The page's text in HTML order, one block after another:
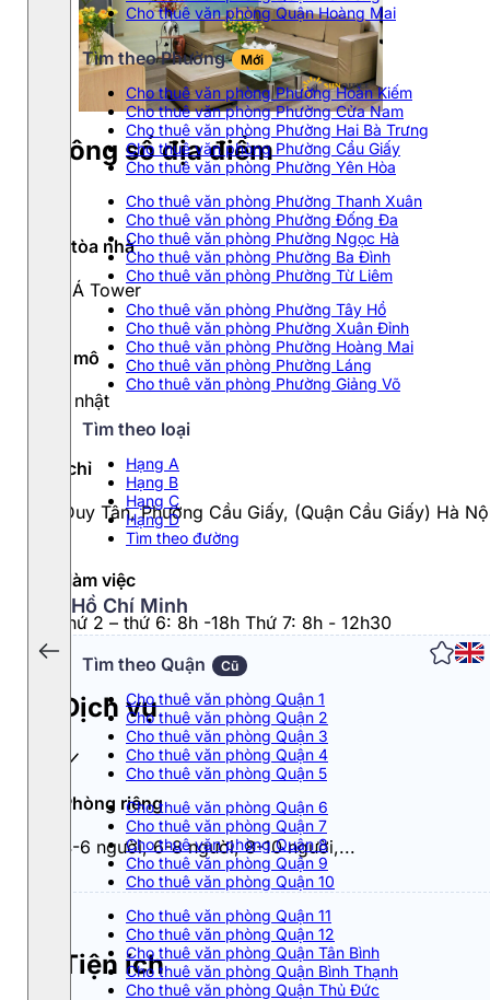
Cho thuê văn phòng Quận Hoàng Mai
Tìm theo Phường Mới
Cho thuê văn phòng Phường Hoàn Kiếm
Cho thuê văn phòng Phường Cửa Nam
Cho thuê văn phòng Phường Hai Bà Trưng
Cho thuê văn phòng Phường Cầu Giấy
Cho thuê văn phòng Phường Yên Hòa
Cho thuê văn phòng Phường Thanh Xuân
Cho thuê văn phòng Phường Đống Đa
Cho thuê văn phòng Phường Ngọc Hà
Cho thuê văn phòng Phường Ba Đình
Cho thuê văn phòng Phường Từ Liêm
Cho thuê văn phòng Phường Tây Hồ
Cho thuê văn phòng Phường Xuân Đỉnh
Cho thuê văn phòng Phường Hoàng Mai
Cho thuê văn phòng Phường Láng
Cho thuê văn phòng Phường Giảng Võ
Tìm theo loại
Hạng A
Hạng B
Hạng C
Hạng D
Tìm theo đường
Hồ Chí Minh
Tìm theo Quận Cũ
Cho thuê văn phòng Quận 1
Cho thuê văn phòng Quận 2
Cho thuê văn phòng Quận 3
Cho thuê văn phòng Quận 4
Cho thuê văn phòng Quận 5
Cho thuê văn phòng Quận 6
Cho thuê văn phòng Quận 7
Cho thuê văn phòng Quận 8
Cho thuê văn phòng Quận 9
Cho thuê văn phòng Quận 10
Cho thuê văn phòng Quận 11
Cho thuê văn phòng Quận 12
Cho thuê văn phòng Quận Tân Bình
Cho thuê văn phòng Quận Bình Thạnh
Cho thuê văn phòng Quận Thủ Đức
Thông số địa điểm
Tên tòa nhà
Việt Á Tower
Quy mô
Cập nhật
Địa chỉ
09 Duy Tân, Phường Cầu Giấy, (Quận Cầu Giấy) Hà
Giờ làm việc
Từ thứ 2 – thứ 6: 8h -18h Thứ 7: 8h - 12h30
Dịch vụ
Phòng riêng
4-6 người, 6-8 người, 8-10 người,...
Tiện ích